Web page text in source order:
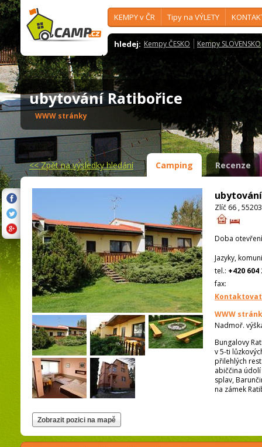
KEMPY v ČR Tipy na VÝLETY
hledej: Kempy ČESKO Kempy SLOVENSKO
ubytování Ratibořice
WWW stránky
<<Zpět na výsledky hledání Camping Recenze
Zlíč 66 ,
Doba
Jazyky,
tel.: +420 604
fax:
WWW
Nadmoř.
Bungalovy
v 5-ti
přilehlých
abiččina
splav,
na zámek